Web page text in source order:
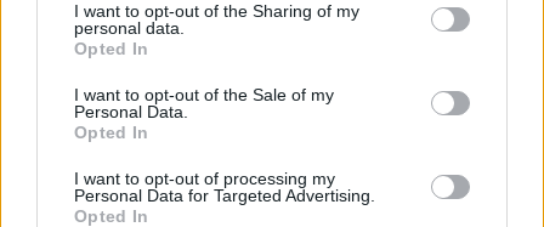
I want to opt-out of the Sharing of my
personal data.
Opted In
I want to opt-out of the Sale of my
Personal Data.
Opted In
I want to opt-out of processing my
Personal Data for Targeted Advertising.
Opted In
Προσωρινή διακοπή τηλεφωνίας και διαδικτυακών
υπηρεσιών στη Διεύθυνση Μεταφορών και
Επικοινωνιών Π.Ε. Ημαθίας